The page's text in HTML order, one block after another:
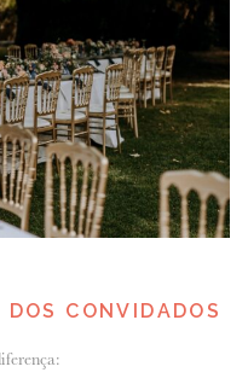
CONVIDADOS